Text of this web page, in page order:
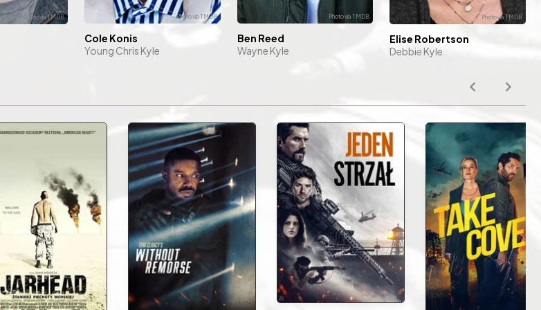
Cole Konis
Young Chris Kyle
Ben Reed
Wayne Kyle
Elise Robertson
Debbie Kyle